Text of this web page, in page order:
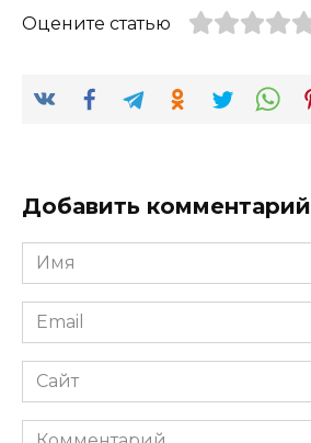
Оцените статью
Добавить комментарий
Имя
*
Email
*
Сайт
Комментарий